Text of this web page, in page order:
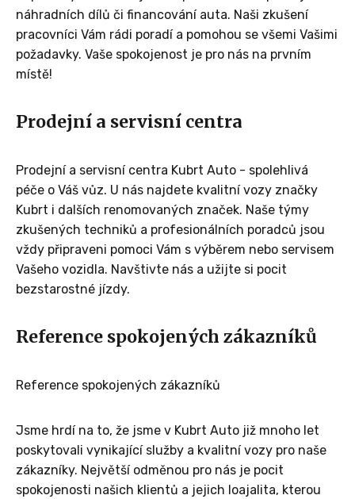
náhradních dílů či financování auta. Naši zkušení
pracovníci Vám rádi poradí a pomohou se všemi Vašimi
požadavky. Vaše spokojenost je pro nás na prvním
místě!
Prodejní a servisní centra
Prodejní a servisní centra Kubrt Auto - spolehlivá
péče o Váš vůz. U nás najdete kvalitní vozy značky
Kubrt i dalších renomovaných značek. Naše týmy
zkušených techniků a profesionálních poradců jsou
vždy připraveni pomoci Vám s výběrem nebo servisem
Vašeho vozidla. Navštivte nás a užijte si pocit
bezstarostné jízdy.
Reference spokojených zákazníků
Reference spokojených zákazníků
Jsme hrdí na to, že jsme v Kubrt Auto již mnoho let
poskytovali vynikající služby a kvalitní vozy pro naše
zákazníky. Největší odměnou pro nás je pocit
spokojenosti našich klientů a jejich loajalita, kterou